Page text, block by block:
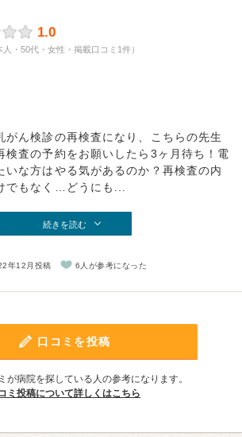
1.0
人・50代・女性・掲載口コミ1件）
がん検診の再検査になり、こちらの先生
検査の予約をお願いしたら3ヶ月待ち！電
いな方はやる気があるのか？再検査の内
でもなく…どうにも...
続きを読む
年12月投稿 6人が参考になった
口コミを投稿
が病院を探している人の参考になります。
ミ投稿について詳しくはこちら